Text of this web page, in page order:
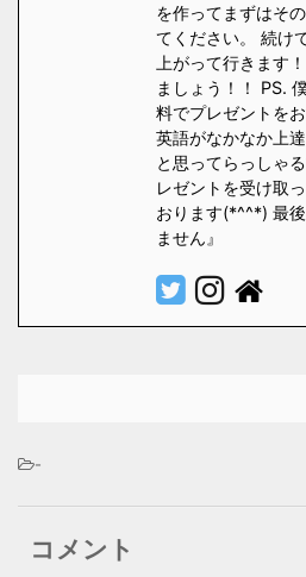
を作ってまずはそ
てください。 続け
上がって行きます
ましょう！！ PS.
料でプレゼントを
英語がなかなか上
と思ってらっしゃ
レゼントを受け取
おります(*^^*) 最
ません』
-
コメント